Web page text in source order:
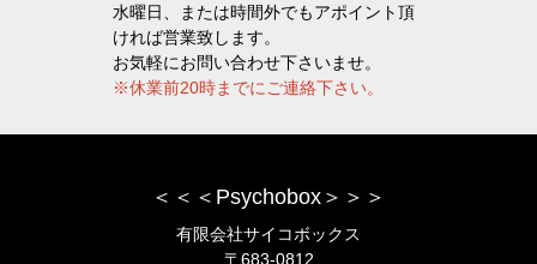
水曜日、または時間外でもアポイント頂
ければ営業致します。
お気軽にお問い合わせ下さいませ。
※休業前20時までにご連絡下さい。
＜＜＜Psychobox＞＞＞
有限会社サイコボックス
〒683-0812